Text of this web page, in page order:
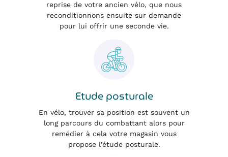
reprise de votre ancien vélo, que nous
reconditionnons ensuite sur demande
pour lui offrir une seconde vie.
Etude posturale
En vélo, trouver sa position est souvent un
long parcours du combattant alors pour
remédier à cela votre magasin vous
propose l’étude posturale.